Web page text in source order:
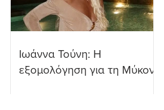
Ιωάννα Τούνη: Η
εξομολόγηση για τη Μύκονο